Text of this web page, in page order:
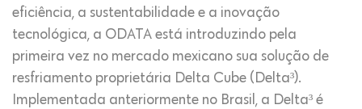
eficiência, a sustentabilidade e a inovação
tecnológica, a ODATA está introduzindo pela
primeira vez no mercado mexicano sua solução de
resfriamento proprietária Delta Cube (Delta³).
Implementada anteriormente no Brasil, a Delta³ é